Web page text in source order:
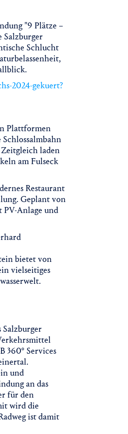
"9 Plätze –
Salzburger
Schlucht
2024-gekuert?
Plattformen
laden
am Fulseck
Restaurant
Geplant von
PV-Anlage und
bietet von
vielseitiges
360° Services
und
an das
für den
wird die
ist damit